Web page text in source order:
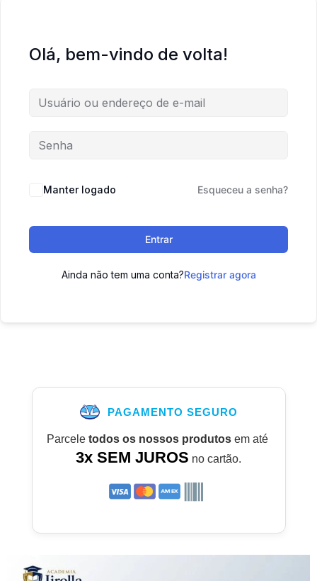
Olá, bem-vindo de volta!
Manter logado Esqueceu a senha?
Entrar
Ainda não tem uma conta?Registrar agora
PAGAMENTO SEGURO
Parcele todos os nossos produtosem até
3x SEM JUROS no cartão.